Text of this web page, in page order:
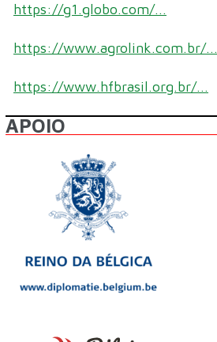
https://g1.globo.com/...
https://www.agrolink.com.br/...
https://www.hfbrasil.org.br/...
APOIO